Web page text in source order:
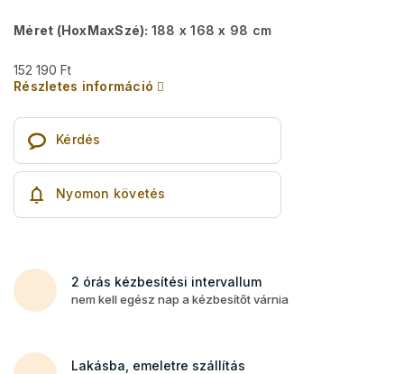
Méret (HoxMaxSzé): 188 x 168 x 98 cm
152 190 Ft
Részletes információ
Kérdés
Nyomon követés
2 órás kézbesítési intervallum
nem kell egész nap a kézbesítőt várnia
Lakásba, emeletre szállítás